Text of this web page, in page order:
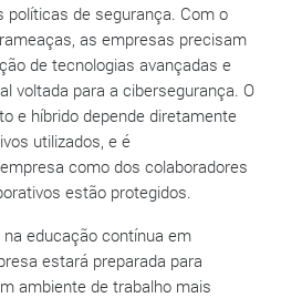
políticas de segurança. Com o
as empresas precisam
de tecnologias avançadas e
voltada para a cibersegurança. O
e híbrido depende diretamente
utilizados, e é
como dos colaboradores
estão protegidos.
educação contínua em
estará preparada para
ambiente de trabalho mais